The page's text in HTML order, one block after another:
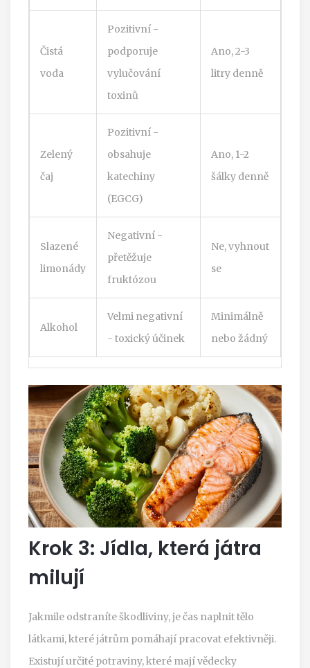
Čistá
voda
Pozitivní -
podporuje
vylučování
toxinů
Ano, 2-3
litry denně
Zelený
čaj
Pozitivní -
obsahuje
katechiny
(EGCG)
Ano, 1-2
šálky denně
Slazené
limonády
Negativní -
přetěžuje
fruktózou
Ne, vyhnout
se
Alkohol
Velmi negativní
- toxický účinek
Minimálně
nebo žádný
Krok 3: Jídla, která játra
milují
Jakmile odstraníte škodliviny, je čas naplnit tělo
látkami, které játrům pomáhají pracovat efektivněji.
Existují určité potraviny, které mají vědecky